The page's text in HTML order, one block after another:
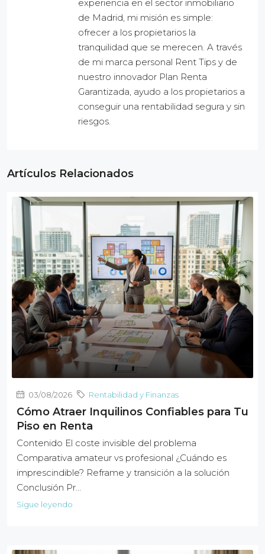
experiencia en el sector inmobiliario
de Madrid, mi misión es simple:
ofrecer a los propietarios la
tranquilidad que se merecen. A través
de mi marca personal Rent Tips y de
nuestro innovador Plan Renta
Garantizada, ayudo a los propietarios a
conseguir una rentabilidad segura y sin
riesgos.
Artículos Relacionados
03/08/2026 Rentabilidad y Finanzas
Cómo Atraer Inquilinos Confiables para Tu
Piso en Renta
Contenido El coste invisible del problema
Comparativa amateur vs profesional ¿Cuándo es
imprescindible? Reframe y transición a la solución
Conclusión Pr…
Sigue leyendo